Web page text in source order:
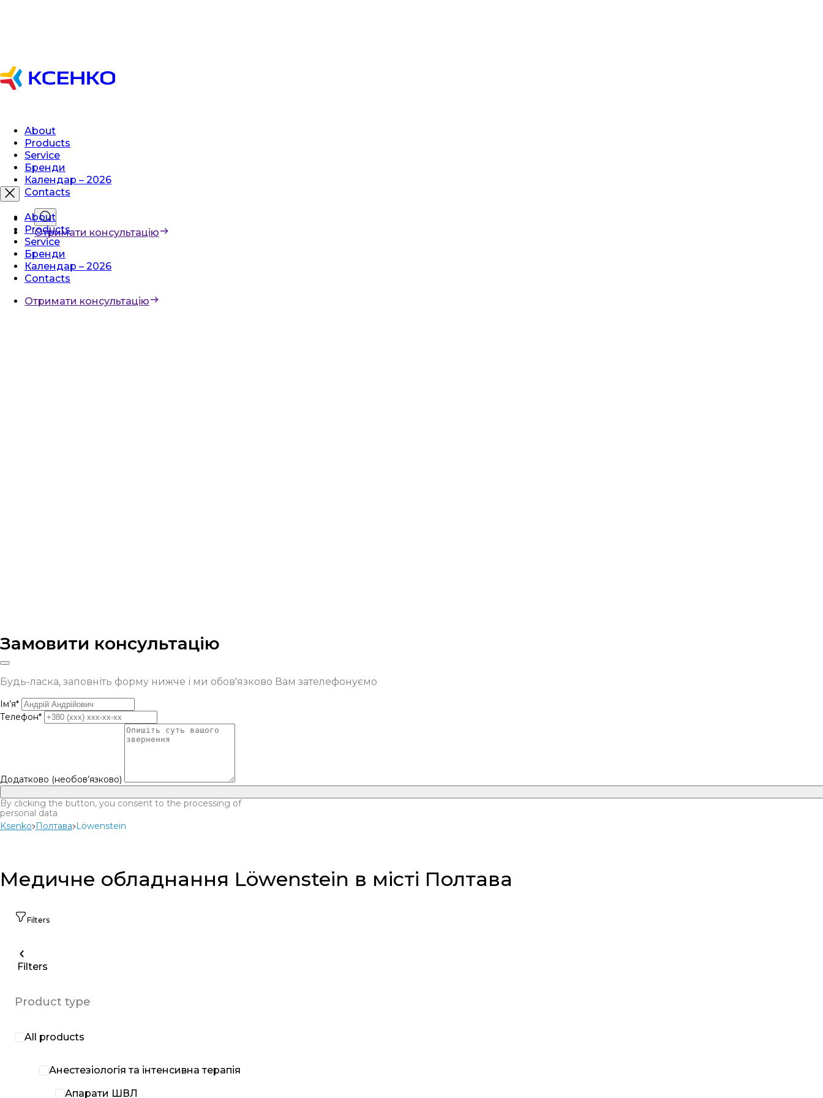
About
Products
Service
Бренди
Календар – 2026
Contacts
Отримати консультацію
About
Products
Service
Бренди
Календар – 2026
Contacts
Отримати консультацію
Замовити консультацію
Будь-ласка, заповніть форму нижче і ми обов'язково Вам зателефонуємо
Ім’я*
Телефон*
Додатково (необов’язково)
By clicking the button, you consent to the processing of
personal data
Ksenko Полтава Löwenstein
Медичне обладнання Löwenstein в місті Полтава
Filters
Filters
Product type
All products
Анестезіологія та інтенсивна терапія
Апарати ШВЛ